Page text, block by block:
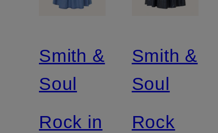
Smith &
Soul
Rock in
Smith &
Soul
Rock